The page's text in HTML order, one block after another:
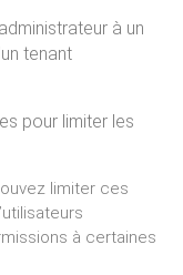
à un
tenant
pour limiter les
limiter ces
à certaines